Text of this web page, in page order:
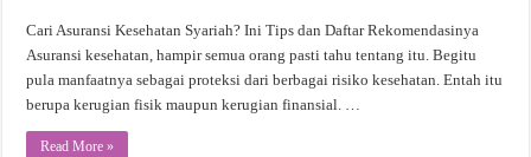
Cari Asuransi Kesehatan Syariah? Ini Tips dan Daftar Rekomendasinya
Asuransi kesehatan, hampir semua orang pasti tahu tentang itu. Begitu
pula manfaatnya sebagai proteksi dari berbagai risiko kesehatan. Entah itu
berupa kerugian fisik maupun kerugian finansial. …
Read More »